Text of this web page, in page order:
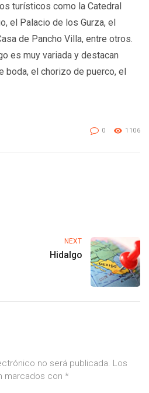
turísticos como la Catedral
el Palacio de los Gurza, el
de Pancho Villa, entre otros.
es muy variada y destacan
el chorizo de puerco, el
0 1106
NEXT
Hidalgo
no será publicada. Los
marcados con *